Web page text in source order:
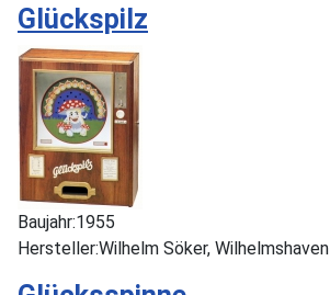
Glückspilz
Baujahr:1955
Hersteller:Wilhelm Söker, Wilhelmshaven